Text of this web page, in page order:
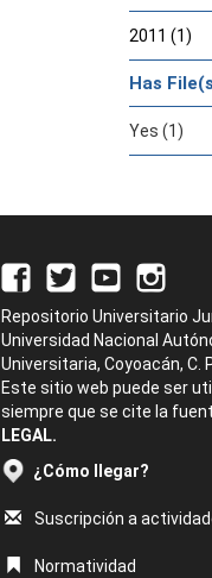
2011 (1)
Has
Yes (1)
Repositorio Universitario
Universidad Nacional
Universitaria, Coyoacán, C.
Este sitio web puede ser
siempre que se cite la
LEGAL.
¿Cómo llegar?
Suscripción a
Normatividad